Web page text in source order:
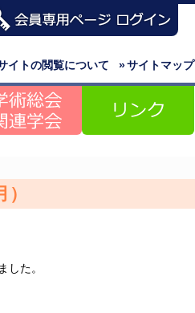
»サイトマップ
イトの閲覧について
した。